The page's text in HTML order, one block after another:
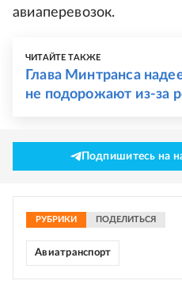
авиаперевозок.
ЧИТАЙТЕ ТАКЖЕ
Глава Минтранса
не подорожают из-за
Подпишитесь на
РУБРИКИ ПОДЕЛИТЬСЯ
Авиатранспорт